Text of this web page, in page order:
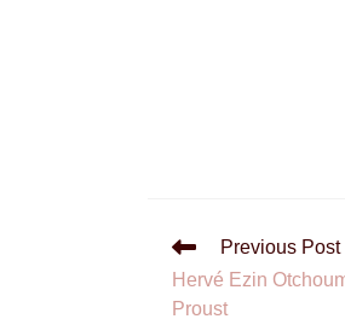
Previous Post
Hervé Ezin
Proust